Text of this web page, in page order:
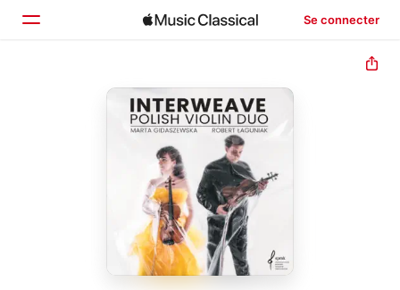
Se connecter